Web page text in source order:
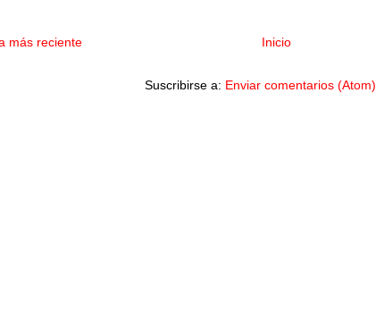
más reciente Inicio
Suscribirse a: Enviar comentarios (Atom)